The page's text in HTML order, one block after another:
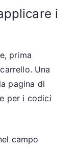
i
prima
Una
pagina di
per i codici
campo